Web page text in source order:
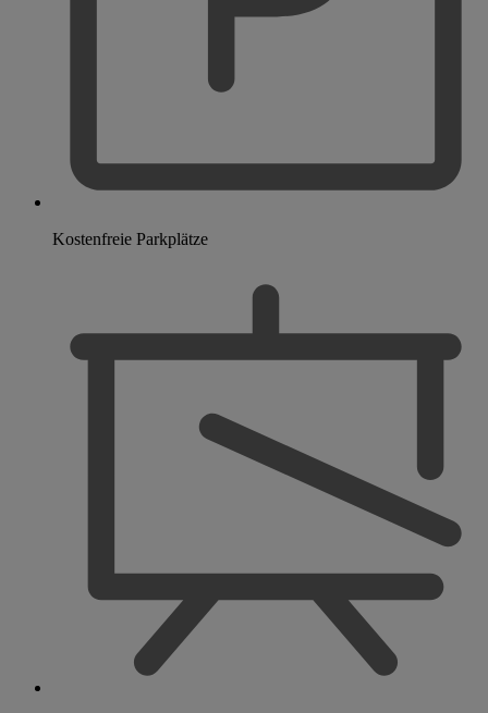
Kostenfreie Parkplätze